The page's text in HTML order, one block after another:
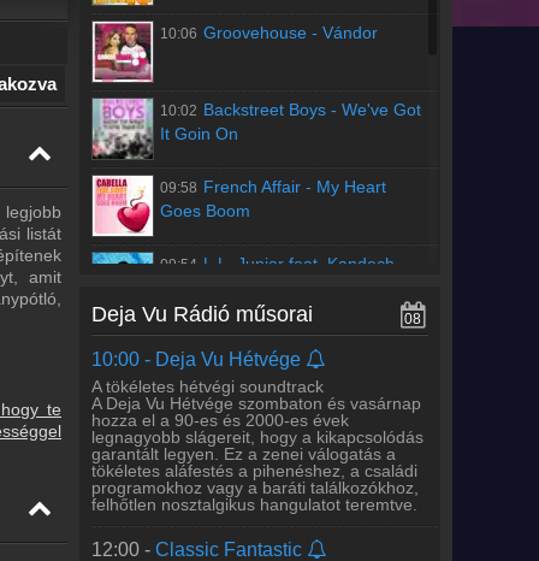
listát
amit
te
10:06 Groovehouse - Vándor
10:02 Backstreet Boys - We've Got
It Goin On
09:58 French Affair - My Heart
Goes Boom
09:54 L.L. Junior feat. Kandech
Billy Hendrix-Body Shine
09:48 Aaron Smith feat. Luvli
Dancin'
09:45 Michael Gray -The
Weekend
Deja Vu Rádió műsorai 08
00:00 -
Éjszakai buli a maximumon.
A Deja Vu Night az éjszakai órákban pörgeti
a 90-es és 2000-es évek legnagyobb
bulizenéit, garantálva a hamisítatlan retró
party-hangulatot. Hallgasd a korszak
felejthetetlen dance-slágereit és add át
magad a nosztalgiának a Deja Vu Rádióval!
06:00 - Deja Vu Reggel
Indítsd a napot velünk
A Deja Vu Reggel minden hétköznap 6-tól
zenéivel ébreszt. Kezdd a napot egy
derít.
10:00 - Deja Vu Hétvége
A tökéletes hétvégi soundtrack
A Deja Vu Hétvége szombaton és vasárnap
hozza el a 90-es és 2000-es évek
legnagyobb slágereit, hogy a kikapcsolódás
garantált legyen. Ez a zenei válogatás a
tökéletes aláfestés a pihenéshez, a családi
programokhoz vagy a baráti találkozókhoz,
felhőtlen nosztalgikus hangulatot teremtve.
12:00 - Classic Fantastic